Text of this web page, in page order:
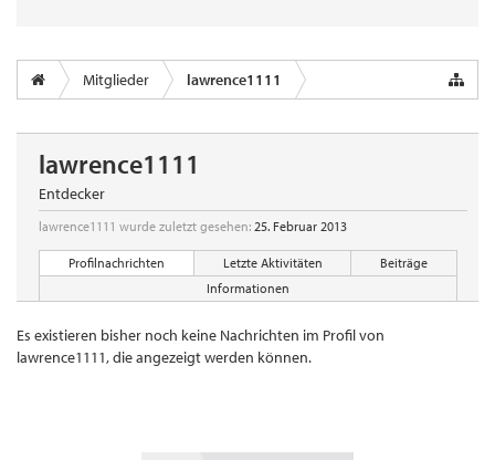
Mitglieder lawrence1111
lawrence1111
Entdecker
lawrence1111 wurde zuletzt gesehen: 25. Februar 2013
Profilnachrichten Letzte Aktivitäten
Beiträge
Informationen
Es existieren bisher noch keine Nachrichten im Profil von
lawrence1111, die angezeigt werden können.